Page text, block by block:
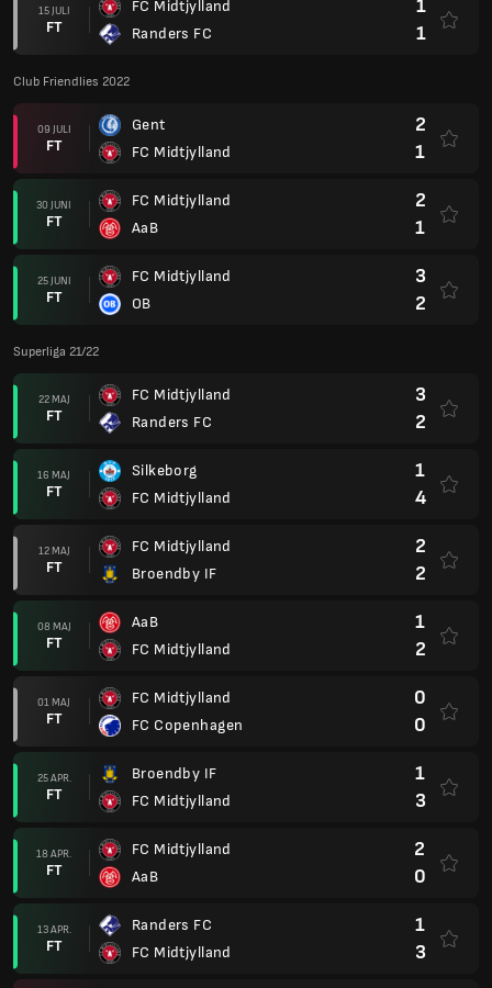
15 JULI
FT
FC Midtjylland
Randers FC
1
1
Club Friendlies 2022
09 JULI
FT
Gent
FC Midtjylland
2
1
30 JUNI
FT
FC Midtjylland
AaB
2
1
25 JUNI
FT
FC Midtjylland
OB
3
2
Superliga 21/22
22 MAJ
FT
FC Midtjylland
Randers FC
3
2
16 MAJ
FT
Silkeborg
FC Midtjylland
1
4
12 MAJ
FT
FC Midtjylland
Broendby IF
2
2
08 MAJ
FT
AaB
FC Midtjylland
1
2
01 MAJ
FT
FC Midtjylland
FC Copenhagen
0
0
25 APR.
FT
Broendby IF
FC Midtjylland
1
3
18 APR.
FT
FC Midtjylland
AaB
2
0
13 APR.
FT
Randers FC
FC Midtjylland
1
3